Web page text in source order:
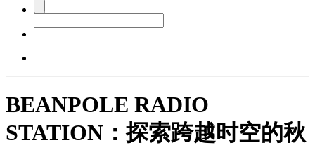
BEANPOLE RADIO
STATION：探索跨越时空的秋